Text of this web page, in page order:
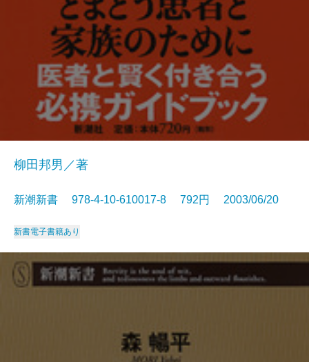
柳田邦男／著
新潮新書 978-4-10-610017-8 792円 2003/06/20
新書電子書籍あり